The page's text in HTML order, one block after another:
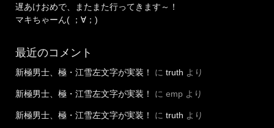
遅あけおめで、またまた行ってきます～！
マキちゃーん( ；∀；)
最近のコメント
新極男士、極・江雪左文字が実装！ に truth より
新極男士、極・江雪左文字が実装！ に emp より
新極男士、極・江雪左文字が実装！ に truth より